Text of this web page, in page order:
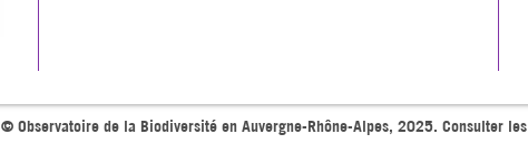
© Observatoire de la Biodiversité en Auvergne-Rhône-Alpes, 2025. Consulter les